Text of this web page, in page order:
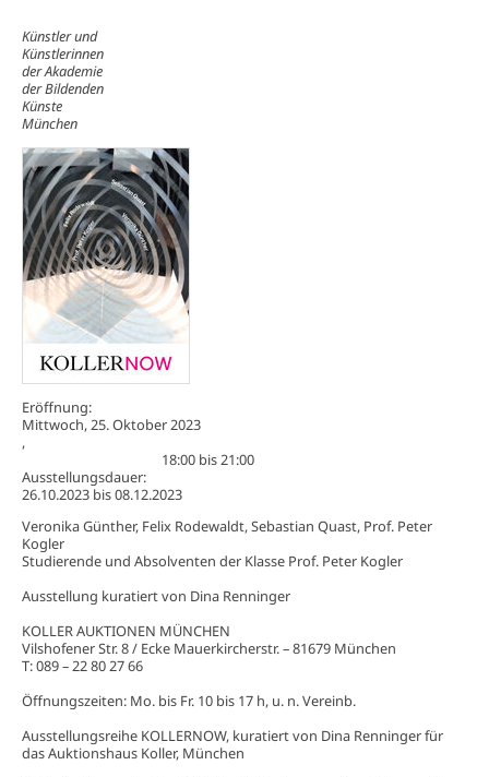
Künstler und
Künstlerinnen
der Akademie
der Bildenden
Künste
München
Eröffnung:
Mittwoch, 25. Oktober 2023
,
18:00 bis21:00
Ausstellungsdauer:
26.10.2023 bis08.12.2023
Veronika Günther, Felix Rodewaldt, Sebastian Quast, Prof. Peter
Kogler
Studierende und Absolventen der Klasse Prof. Peter Kogler
Ausstellung kuratiert von Dina Renninger
KOLLER AUKTIONEN MÜNCHEN
Vilshofener Str. 8 / Ecke Mauerkircherstr. – 81679 München
T: 089 – 22 80 27 66
Öffnungszeiten: Mo. bis Fr. 10 bis 17 h, u. n. Vereinb.
Ausstellungsreihe KOLLERNOW, kuratiert von Dina Renninger für
das Auktionshaus Koller, München